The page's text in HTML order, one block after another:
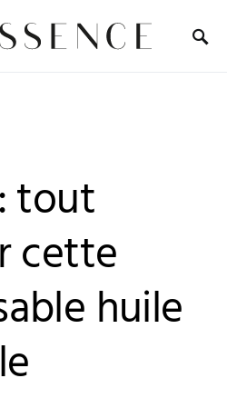
tout
cette
huile